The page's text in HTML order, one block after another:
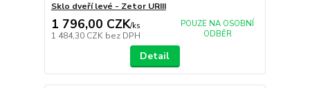
Sklo dveří levé - Zetor URIII
1 796,00 CZK/ks
1 484,30 CZK bez DPH
POUZE NA OSOBNÍ
ODBĚR
Detail